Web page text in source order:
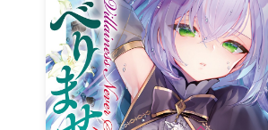
お問い合
オーバーラップノベルス